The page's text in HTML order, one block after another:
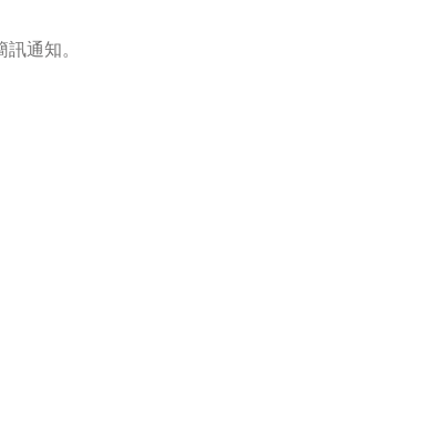
通知。